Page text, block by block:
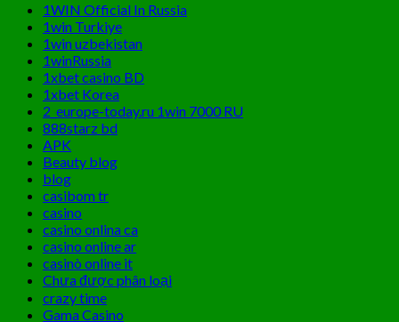
1WIN Official In Russia
1win Turkiye
1win uzbekistan
1winRussia
1xbet casino BD
1xbet Korea
2_europe-today.ru 1win 7000 RU
888starz bd
APK
Beauty blog
blog
casibom tr
casino
casino onlina ca
casino online ar
casinò online it
Chưa được phân loại
crazy time
Gama Casino